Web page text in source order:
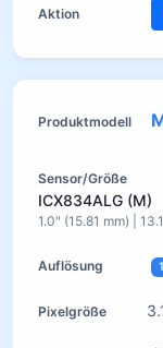
ICX834ALG (M)
1.0" (15.81 mm) |